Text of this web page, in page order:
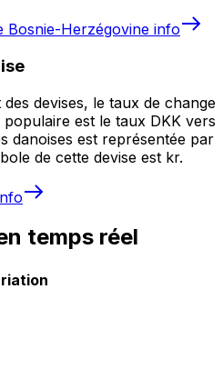
Bosnie-Herzégovine info
devises, le taux de change
est le taux DKK vers
danoises est représentée par
de cette devise est kr.
temps réel